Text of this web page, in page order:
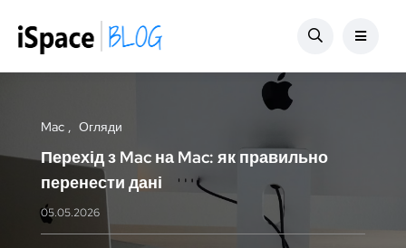
Mac Огляди
Перехід з Mac на Mac: як правильно
перенести дані
05.05.2026